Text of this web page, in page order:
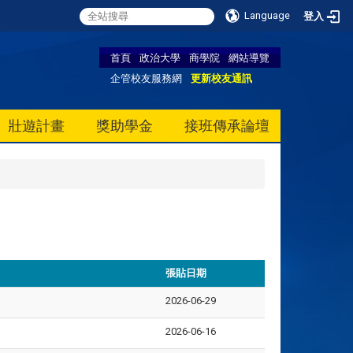
Language 登入
首頁 政治大學 商學院
網站導覽
企管校友服務網
更新校友通訊
壯遊計畫 獎助學金 接班傳承論壇
張貼日期
2026-06-29
2026-06-16